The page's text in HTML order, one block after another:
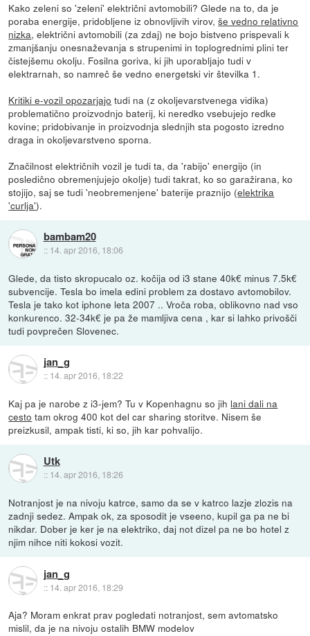
Kako zeleni so 'zeleni' električni avtomobili? Glede na to, da je
poraba energije, pridobljene iz obnovljivih virov,še vedno relativno
nizka, električni avtomobili (za zdaj) ne bojo bistveno prispevali k
zmanjšanju onesnaževanja s strupenimi in toplogrednimi plini ter
čistejšemu okolju. Fosilna goriva, ki jih uporabljajo tudi v
elektrarnah, so namreč še vedno energetski vir številka 1.
Kritiki e-vozil opozarjajo tudi na (z okoljevarstvenega vidika)
problematično proizvodnjo baterij, ki neredko vsebujejo redke
kovine; pridobivanje in proizvodnja slednjih sta pogosto izredno
draga in okoljevarstveno sporna.
Značilnost električnih vozil je tudi ta, da 'rabijo' energijo (in
posledično obremenjujejo okolje) tudi takrat, ko so garažirana, ko
stojijo, saj se tudi 'neobremenjene' baterije praznijo (elektrika
'curlja').
bambam20
:: 14. apr 2016, 18:06
Glede, da tisto skropucalo oz. kočija od i3 stane 40k€ minus 7.5k€
subvencije. Tesla bo imela edini problem za dostavo avtomobilov.
Tesla je tako kot iphone leta 2007 .. Vroča roba, oblikovno nad vso
konkurenco. 32-34k€ je pa že mamljiva cena , kar si lahko privošči
tudi povprečen Slovenec.
jan_g
:: 14. apr 2016, 18:22
Kaj pa je narobe z i3-jem? Tu v Kopenhagnu so jih lani dali na
cesto tam okrog 400 kot del car sharing storitve. Nisem še
preizkusil, ampak tisti, ki so, jih kar pohvalijo.
Utk
:: 14. apr 2016, 18:26
Notranjost je na nivoju katrce, samo da se v katrco lazje zlozis na
zadnji sedez. Ampak ok, za sposodit je vseeno, kupil ga pa ne bi
nikdar. Dober je ker je na elektriko, daj not dizel pa ne bo hotel z
njim nihce niti kokosi vozit.
jan_g
:: 14. apr 2016, 18:29
Aja? Moram enkrat prav pogledati notranjost, sem avtomatsko
mislil, da je na nivoju ostalih BMW modelov